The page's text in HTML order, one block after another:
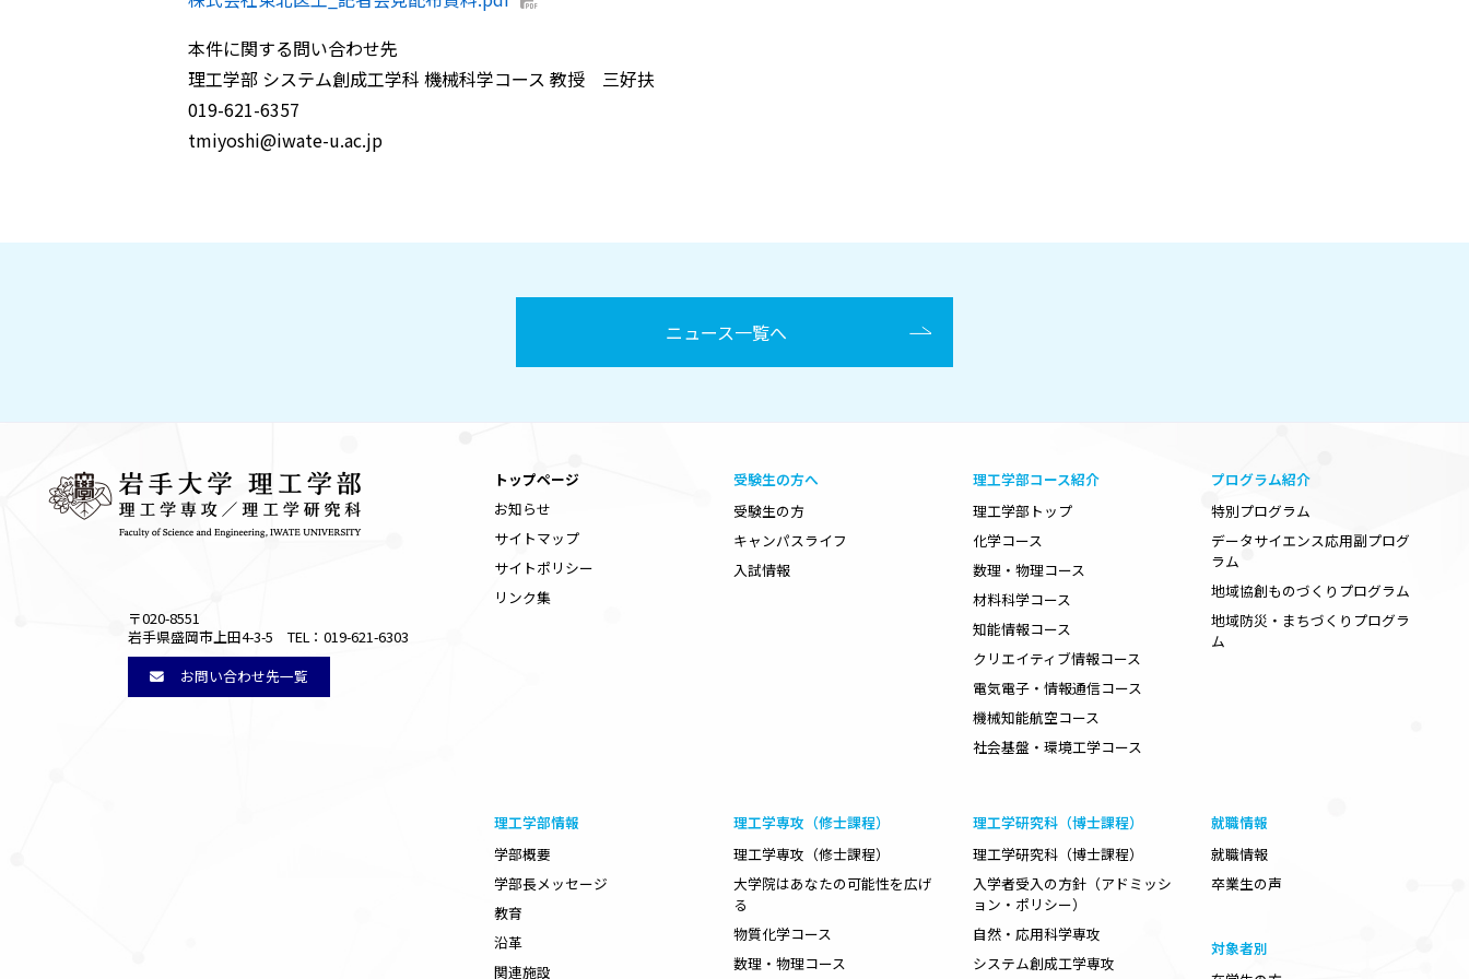
本件に関する問い合わせ先
理工学部 システム創成工学科 機械科学コース 教授 三好扶
019-621-6357
tmiyoshi@iwate-u.ac.jp
ニュース一覧へ
〒020-8551
岩手県盛岡市上田4-3-5 TEL：019-621-6303
お問い合わせ先一覧
トップページ
お知らせ
サイトマップ
サイトポリシー
リンク集
受験生の方へ
受験生の方
キャンパスライフ
入試情報
理工学部コース紹介
理工学部トップ
化学コース
数理・物理コース
材料科学コース
知能情報コース
クリエイティブ情報コース
電気電子・情報通信コース
機械知能航空コース
社会基盤・環境工学コース
プログラム紹介
特別プログラム
データサイエンス応用副プログ
ラム
地域協創ものづくりプログラム
地域防災・まちづくりプログラ
ム
理工学部情報
学部概要
学部長メッセージ
教育
沿革
関連施設
理工学専攻（修士課程）
理工学専攻（修士課程）
大学院はあなたの可能性を広げ
る
物質化学コース
数理・物理コース
理工学研究科（博士課程）
理工学研究科（博士課程）
入学者受入の方針（アドミッシ
ョン・ポリシー）
自然・応用科学専攻
システム創成工学専攻
就職情報
就職情報
卒業生の声
対象者別